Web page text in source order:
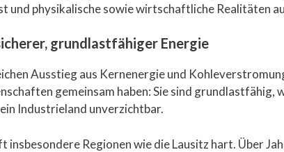
und physikalische sowie wirtschaftliche Realitäten
grundlastfähiger Energie
Ausstieg aus Kernenergie und
gemeinsam haben: Sie sind
Industrieland unverzichtbar.
Regionen wie die Lausitz hart. Über